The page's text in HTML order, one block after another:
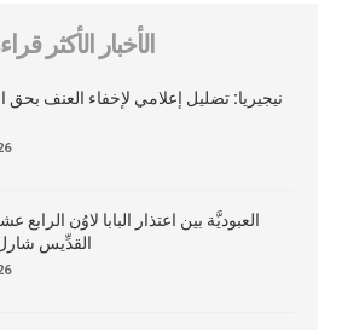
الأخبار الأكثر
نيجيريا: تضليل إعلامي لإخفاء العنف بحق
العبوديَّة بين اعتذار البابا لاوُن
القدِّيس